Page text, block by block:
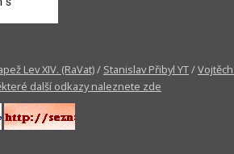
Lev XIV. (RaVat)/ Stanislav Přibyl YT/
další odkazy naleznete zde